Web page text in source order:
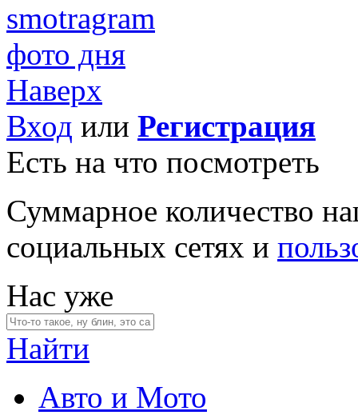
smotragram
фото дня
Наверх
Вход или Регистрация
Есть на что посмотреть
Суммарное количество
социальных сетях и
Нас уже
Найти
Авто и Мото